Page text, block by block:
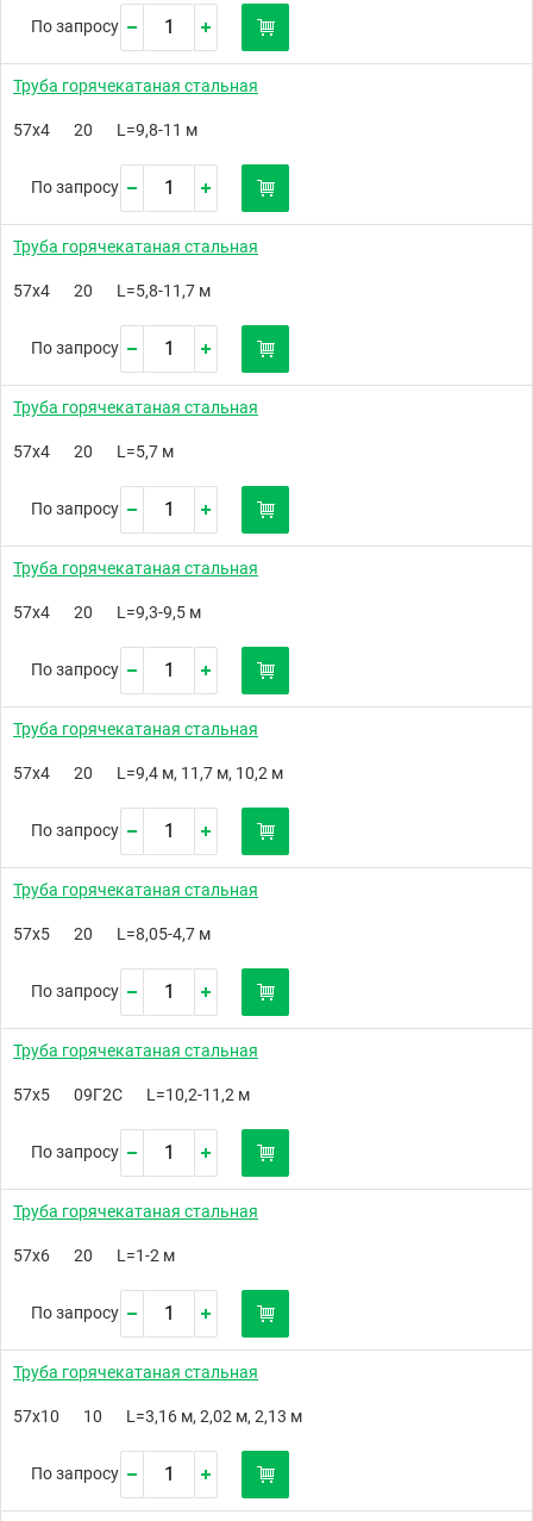
По запросу
Труба горячекатаная стальная
57х4 20 L=9,8-11 м
По запросу
Труба горячекатаная стальная
57х4 20 L=5,8-11,7 м
По запросу
Труба горячекатаная стальная
57х4 20 L=5,7 м
По запросу
Труба горячекатаная стальная
57х4 20 L=9,3-9,5 м
По запросу
Труба горячекатаная стальная
57х4 20 L=9,4 м, 11,7 м, 10,2 м
По запросу
Труба горячекатаная стальная
57х5 20 L=8,05-4,7 м
По запросу
Труба горячекатаная стальная
57х5 09Г2С L=10,2-11,2 м
По запросу
Труба горячекатаная стальная
57х6 20 L=1-2 м
По запросу
Труба горячекатаная стальная
57х10 10 L=3,16 м, 2,02 м, 2,13 м
По запросу